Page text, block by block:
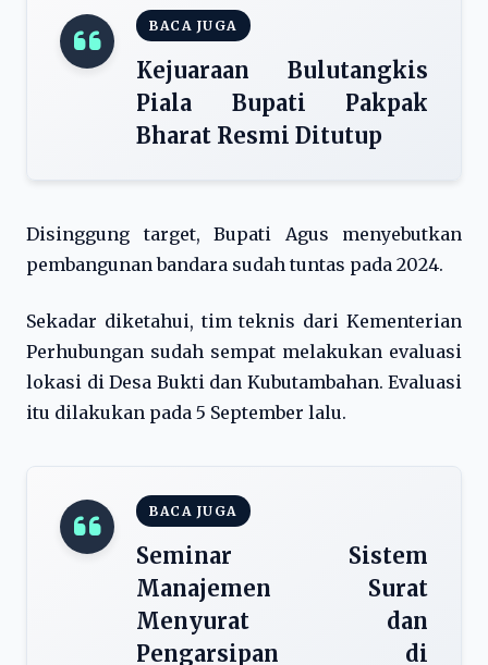
BACA JUGA
Kejuaraan Bulutangkis
Piala Bupati Pakpak
Bharat Resmi Ditutup
Disinggung target, Bupati Agus menyebutkan
pembangunan bandara sudah tuntas pada 2024.
Sekadar diketahui, tim teknis dari Kementerian
Perhubungan sudah sempat melakukan evaluasi
lokasi di Desa Bukti dan Kubutambahan. Evaluasi
itu dilakukan pada 5 September lalu.
BACA JUGA
Seminar Sistem
Manajemen Surat
Menyurat dan
Pengarsipan di